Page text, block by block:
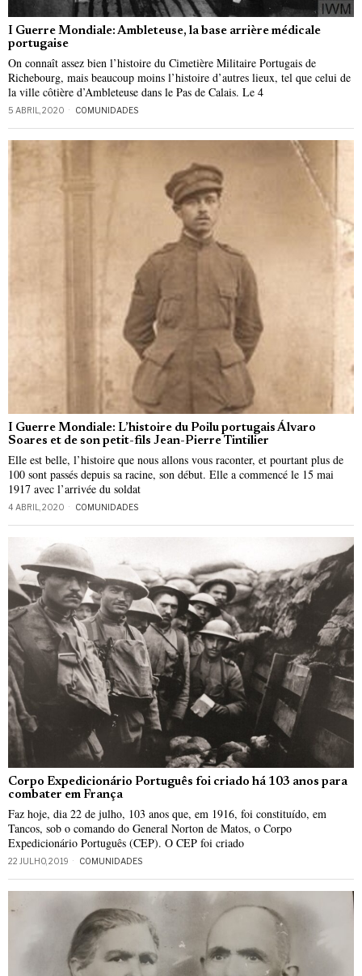
I Guerre Mondiale: Ambleteuse, la base arrière médicale
portugaise
On connaît assez bien l’histoire du Cimetière Militaire Portugais de
Richebourg, mais beaucoup moins l’histoire d’autres lieux, tel que celui de
la ville côtière d’Ambleteuse dans le Pas de Calais. Le 4
5 ABRIL, 2020 COMUNIDADES
I Guerre Mondiale: L’histoire du Poilu portugais Álvaro
Soares et de son petit-fils Jean-Pierre Tintilier
Elle est belle, l’histoire que nous allons vous raconter, et pourtant plus de
100 sont passés depuis sa racine, son début. Elle a commencé le 15 mai
1917 avec l’arrivée du soldat
4 ABRIL, 2020 COMUNIDADES
Corpo Expedicionário Português foi criado há 103 anos para
combater em França
Faz hoje, dia 22 de julho, 103 anos que, em 1916, foi constituído, em
Tancos, sob o comando do General Norton de Matos, o Corpo
Expedicionário Português (CEP). O CEP foi criado
22 JULHO, 2019 COMUNIDADES